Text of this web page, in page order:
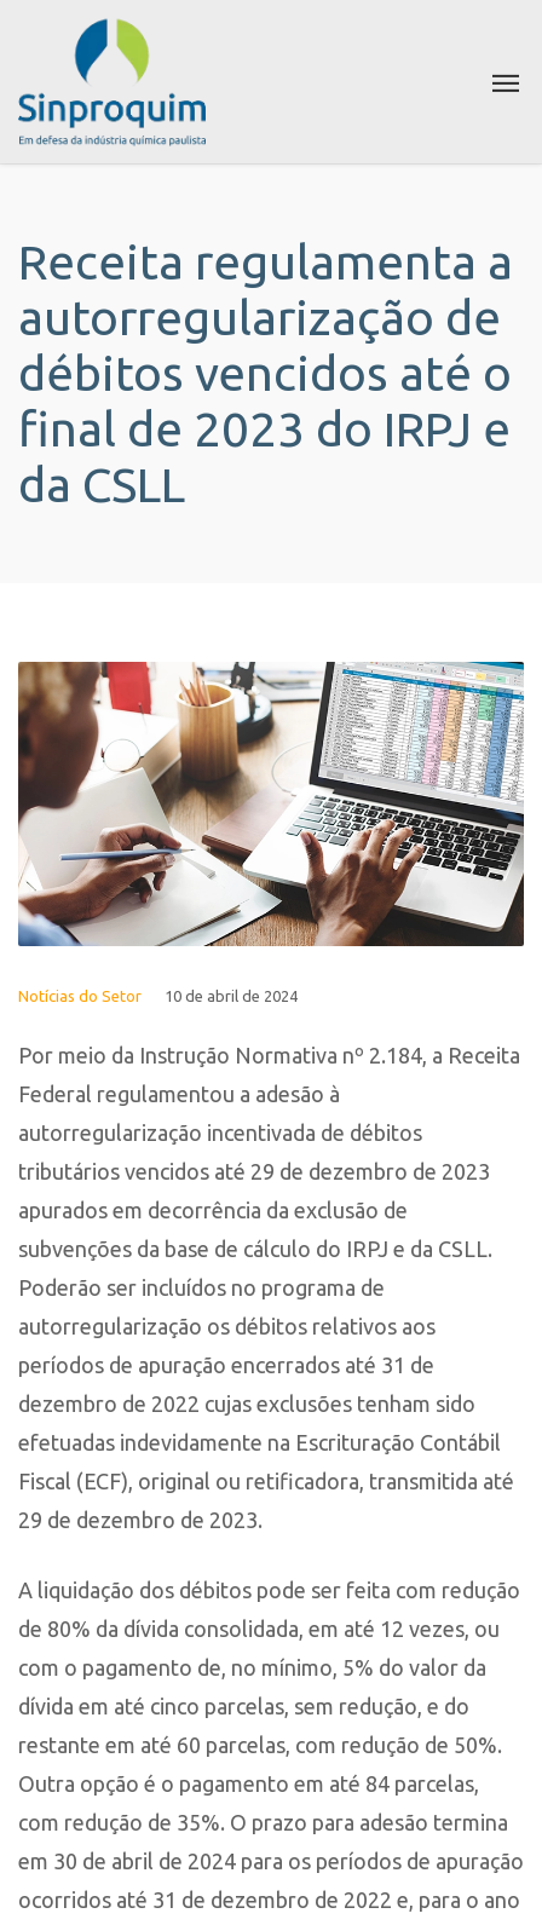
Receita regulamenta a
autorregularização de
débitos vencidos até o
final de 2023 do IRPJ e
da CSLL
Notícias do Setor 10 de abril de 2024
Por meio da Instrução Normativa nº 2.184, a Receita
Federal regulamentou a adesão à
autorregularização incentivada de débitos
tributários vencidos até 29 de dezembro de 2023
apurados em decorrência da exclusão de
subvenções da base de cálculo do IRPJ e da CSLL.
Poderão ser incluídos no programa de
autorregularização os débitos relativos aos
períodos de apuração encerrados até 31 de
dezembro de 2022 cujas exclusões tenham sido
efetuadas indevidamente na Escrituração Contábil
Fiscal (ECF), original ou retificadora, transmitida até
29 de dezembro de 2023.
A liquidação dos débitos pode ser feita com redução
de 80% da dívida consolidada, em até 12 vezes, ou
com o pagamento de, no mínimo, 5% do valor da
dívida em até cinco parcelas, sem redução, e do
restante em até 60 parcelas, com redução de 50%.
Outra opção é o pagamento em até 84 parcelas,
com redução de 35%. O prazo para adesão termina
em 30 de abril de 2024 para os períodos de apuração
ocorridos até 31 de dezembro de 2022 e, para o ano